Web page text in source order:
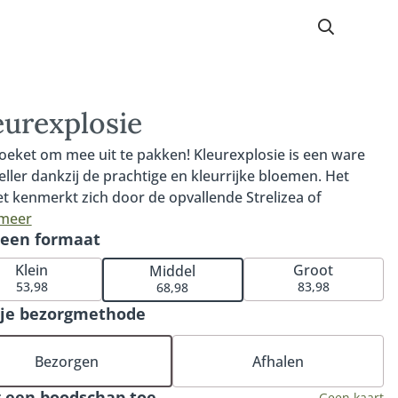
om mee uit te pakken! Kleurexplosie is een ware
dankzij de prachtige en kleurrijke bloemen. Het
kenmerkt zich door de opvallende Strelizea of
elegante Delphinium en bijzondere rozen en
Kleurexplosie is een ware eyecatcher en zorgt
voor een onvergetelijke indruk. Maak het nog
met onze bijpassende vaas, heerlijke chocolade of
bonbons.
formaat
Klein
53,98
Middel
68,98
Groot
83,98
bezorgmethode
Bezorgen Afhalen